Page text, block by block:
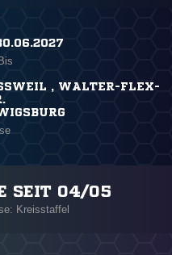
, WALTER-FLEX-
SEIT 04/05
Kreisstaffel